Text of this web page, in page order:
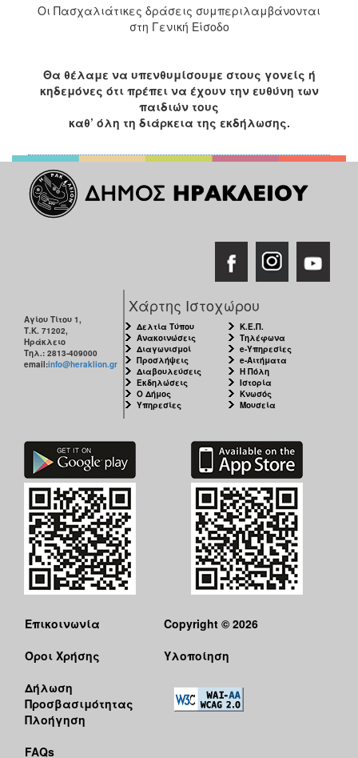
Οι Πασχαλιάτικες δράσεις συμπεριλαμβάνονται
στη Γενική Είσοδο
Θα θέλαμε να υπενθυμίσουμε στους γονείς ή
κηδεμόνες ότι πρέπει να έχουν την ευθύνη των
παιδιών τους
καθ’ όλη τη διάρκεια της εκδήλωσης.
Αγίου Τίτου 1,
Τ.Κ. 71202,
Ηράκλειο
Τηλ.: 2813-409000
email:info@heraklion.gr
Χάρτης Ιστοχώρου
Δελτία Τύπου
Ανακοινώσεις
Διαγωνισμοί
Προσλήψεις
Διαβουλεύσεις
Εκδηλώσεις
Ο Δήμος
Υπηρεσίες
Κ.Ε.Π.
Τηλέφωνα
e-Υπηρεσίες
e-Αιτήματα
Η Πόλη
Ιστορία
Κνωσός
Μουσεία
Επικοινωνία
Όροι Χρήσης
Δήλωση
Προσβασιμότητας
Πλοήγηση
FAQs
Copyright © 2026
Υλοποίηση